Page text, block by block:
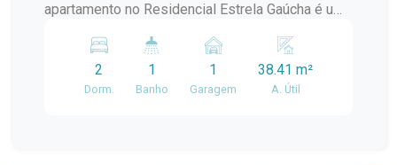
apartamento no Residencial Estrela Gaúcha é uma
distribuídos e ótima iluminação natural, é ideal
para quem deseja viver com comodidade no dia a
2
Dorm.
1
Banho
1
Garagem
38.41 m²
A. Útil